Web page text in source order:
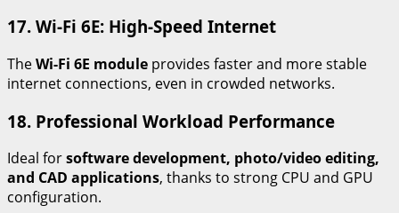
17. Wi-Fi 6E: High-Speed Internet
TheWi-Fi 6E module provides faster and more stable
internet connections, even in crowded networks.
18. Professional Workload Performance
Ideal forsoftware development, photo/video editing,
and CAD applications, thanks to strong CPU and GPU
configuration.